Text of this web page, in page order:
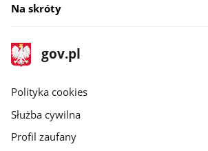
Na skróty
stopka
gov.pl
Strona
gov.pl
gov.pl
Polityka cookies
Służba cywilna
Profil zaufany